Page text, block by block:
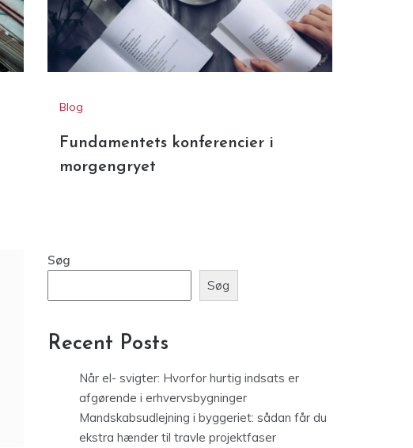
Blog
Fundamentets konferencier i
morgengryet
Søg
Søg
Recent Posts
Når el- svigter: Hvorfor hurtig indsats er
afgørende i erhvervsbygninger
Mandskabsudlejning i byggeriet: sådan får du
ekstra hænder til travle projektfaser